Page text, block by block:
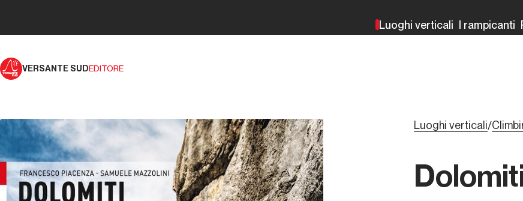
Luoghi verticali I rampicanti
VERSANTE SUDEDITORE
Luoghi verticali/